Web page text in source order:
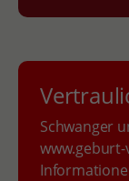
Schwanger